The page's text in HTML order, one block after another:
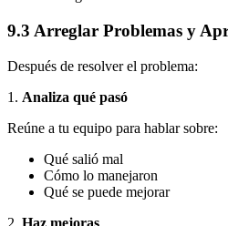
9.3 Arreglar Problemas y
Después de resolver el problema:
1. Analiza qué pasó
Reúne a tu equipo para hablar sobre:
Qué salió mal
Cómo lo manejaron
Qué se puede mejorar
2. Haz mejoras